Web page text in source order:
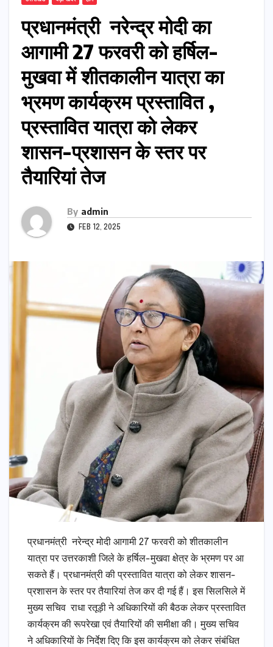
प्रधानमंत्री नरेन्द्र मोदी का
आगामी 27 फरवरी को हर्षिल-
मुखवा में शीतकालीन यात्रा का
भ्रमण कार्यक्रम प्रस्तावित ,
प्रस्तावित यात्रा को लेकर
शासन-प्रशासन के स्तर पर
तैयारियां तेज
By admin
FEB 12, 2025
प्रधानमंत्री नरेन्द्र मोदी आगामी 27 फरवरी को शीतकालीन
यात्रा पर उत्तरकाशी जिले के हर्षिल-मुखवा क्षेत्र के भ्रमण पर आ
सकते हैं। प्रधानमंत्री की प्रस्तावित यात्रा को लेकर शासन-
प्रशासन के स्तर पर तैयारियां तेज कर दी गई हैं। इस सिलसिले में
मुख्य सचिव राधा रतूड़ी ने अधिकारियों की बैठक लेकर प्रस्तावित
कार्यक्रम की रूपरेखा एवं तैयारियों की समीक्षा की। मुख्य सचिव
ने अधिकारियों के निर्देश दिए कि इस कार्यक्रम को लेकर संबंधित